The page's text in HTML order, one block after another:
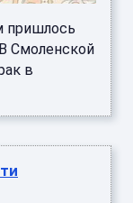
пришлось
Смоленской
в